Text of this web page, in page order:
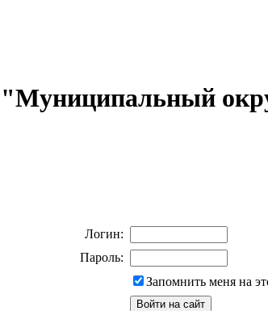
"Муниципальный
Логин:
Пароль:
Запомнить меня на